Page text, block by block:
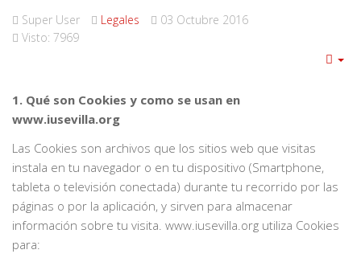
Super User Legales
03 Octubre 2016
Visto: 7969
1. Qué son Cookies y como se usan en
www.iusevilla.org
Las Cookies son archivos que los sitios web que visitas
instala en tu navegador o en tu dispositivo (Smartphone,
tableta o televisión conectada) durante tu recorrido por las
páginas o por la aplicación, y sirven para almacenar
información sobre tu visita. www.iusevilla.org utiliza Cookies
para: